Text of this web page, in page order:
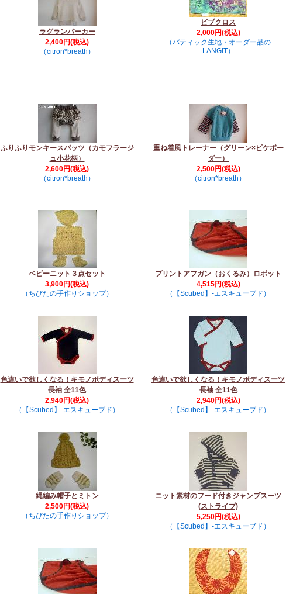
ラグランパーカー
2,400円(税込)
（citron*breath）
ビブクロス
2,000円(税込)
（バティック生地・オーダー品の
LANGIT）
ふりふりモンキースパッツ（カモフラージ
ュ小花柄）
2,600円(税込)
（citron*breath）
重ね着風トレーナー（グリーン×ピケボー
ダー）
2,500円(税込)
（citron*breath）
ベビーニット３点セット
3,900円(税込)
（ちびたの手作りショップ）
プリントアフガン（おくるみ）ロボット
4,515円(税込)
（【Scubed】-エスキューブド）
色違いで欲しくなる！キモノボディスーツ
長袖 全11色
2,940円(税込)
（【Scubed】-エスキューブド）
色違いで欲しくなる！キモノボディスーツ
長袖 全11色
2,940円(税込)
（【Scubed】-エスキューブド）
縄編み帽子とミトン
2,500円(税込)
（ちびたの手作りショップ）
ニット素材のフード付きジャンプスーツ
(ストライプ)
5,250円(税込)
（【Scubed】-エスキューブド）